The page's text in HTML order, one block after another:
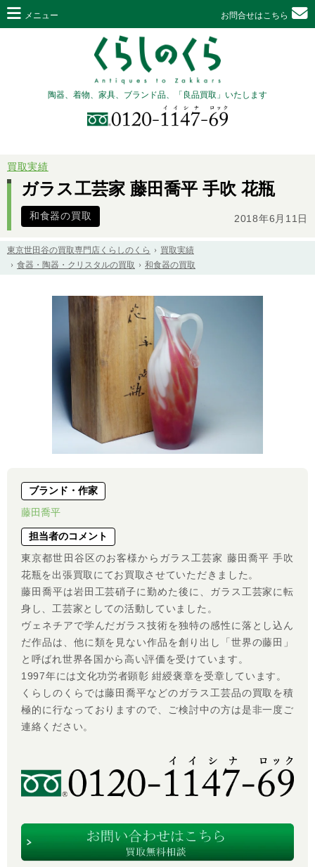
メニュー お問合せはこちら
陶器、着物、家具、ブランド品、「良品買取」いたします
買取実績
ガラス工芸家 藤田喬平 手吹 花瓶
和食器の買取 2018年6月11日
東京世田谷の買取専門店くらしのくら
買取実績
食器・陶器・クリスタルの買取
和食器の買取
ブランド・作家
藤田喬平
担当者のコメント
東京都世田谷区のお客様からガラス工芸家 藤田喬平 手吹
花瓶を出張買取にてお買取させていただきました。
藤田喬平は岩田工芸硝子に勤めた後に、ガラス工芸家に転
身し、工芸家としての活動していました。
ヴェネチアで学んだガラス技術を独特の感性に落とし込ん
だ作品は、他に類を見ない作品を創り出し「世界の藤田」
と呼ばれ世界各国から高い評価を受けています。
1997年には文化功労者顕彰 紺綬褒章を受章しています。
くらしのくらでは藤田喬平などのガラス工芸品の買取を積
極的に行なっておりますので、ご検討中の方は是非一度ご
連絡ください。